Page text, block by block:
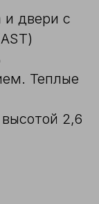
и двери с
Теплые
2,6